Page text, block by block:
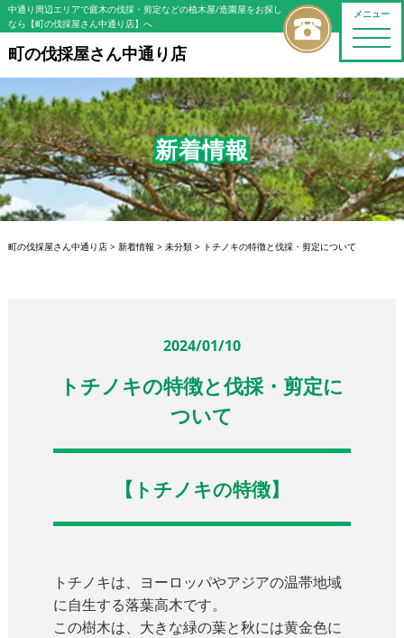
メニュー
toggle
中通り周辺エリアで庭木の伐採・剪定などの植木屋/造園屋をお探し
なら【町の伐採屋さん中通り店】へ
町の伐採屋さん中通り店
新着情報
町の伐採屋さん中通り店> 新着情報 > 未分類> トチノキの特徴と伐採・剪定について
2024/01/10
トチノキの特徴と伐採・剪定に
ついて
【トチノキの特徴】
トチノキは、ヨーロッパやアジアの温帯地域
に自生する落葉高木です。
この樹木は、大きな緑の葉と秋には黄金色に